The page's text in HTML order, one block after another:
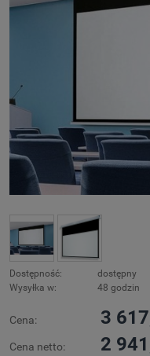
Dostępność:
dostępny
Wysyłka w:
48 godzin
Cena: 3
Cena netto: 2